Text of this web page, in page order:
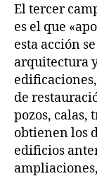
El tercer
es el que
esta acción
arquitectura
de
pozos, calas,
obtienen los
edificios